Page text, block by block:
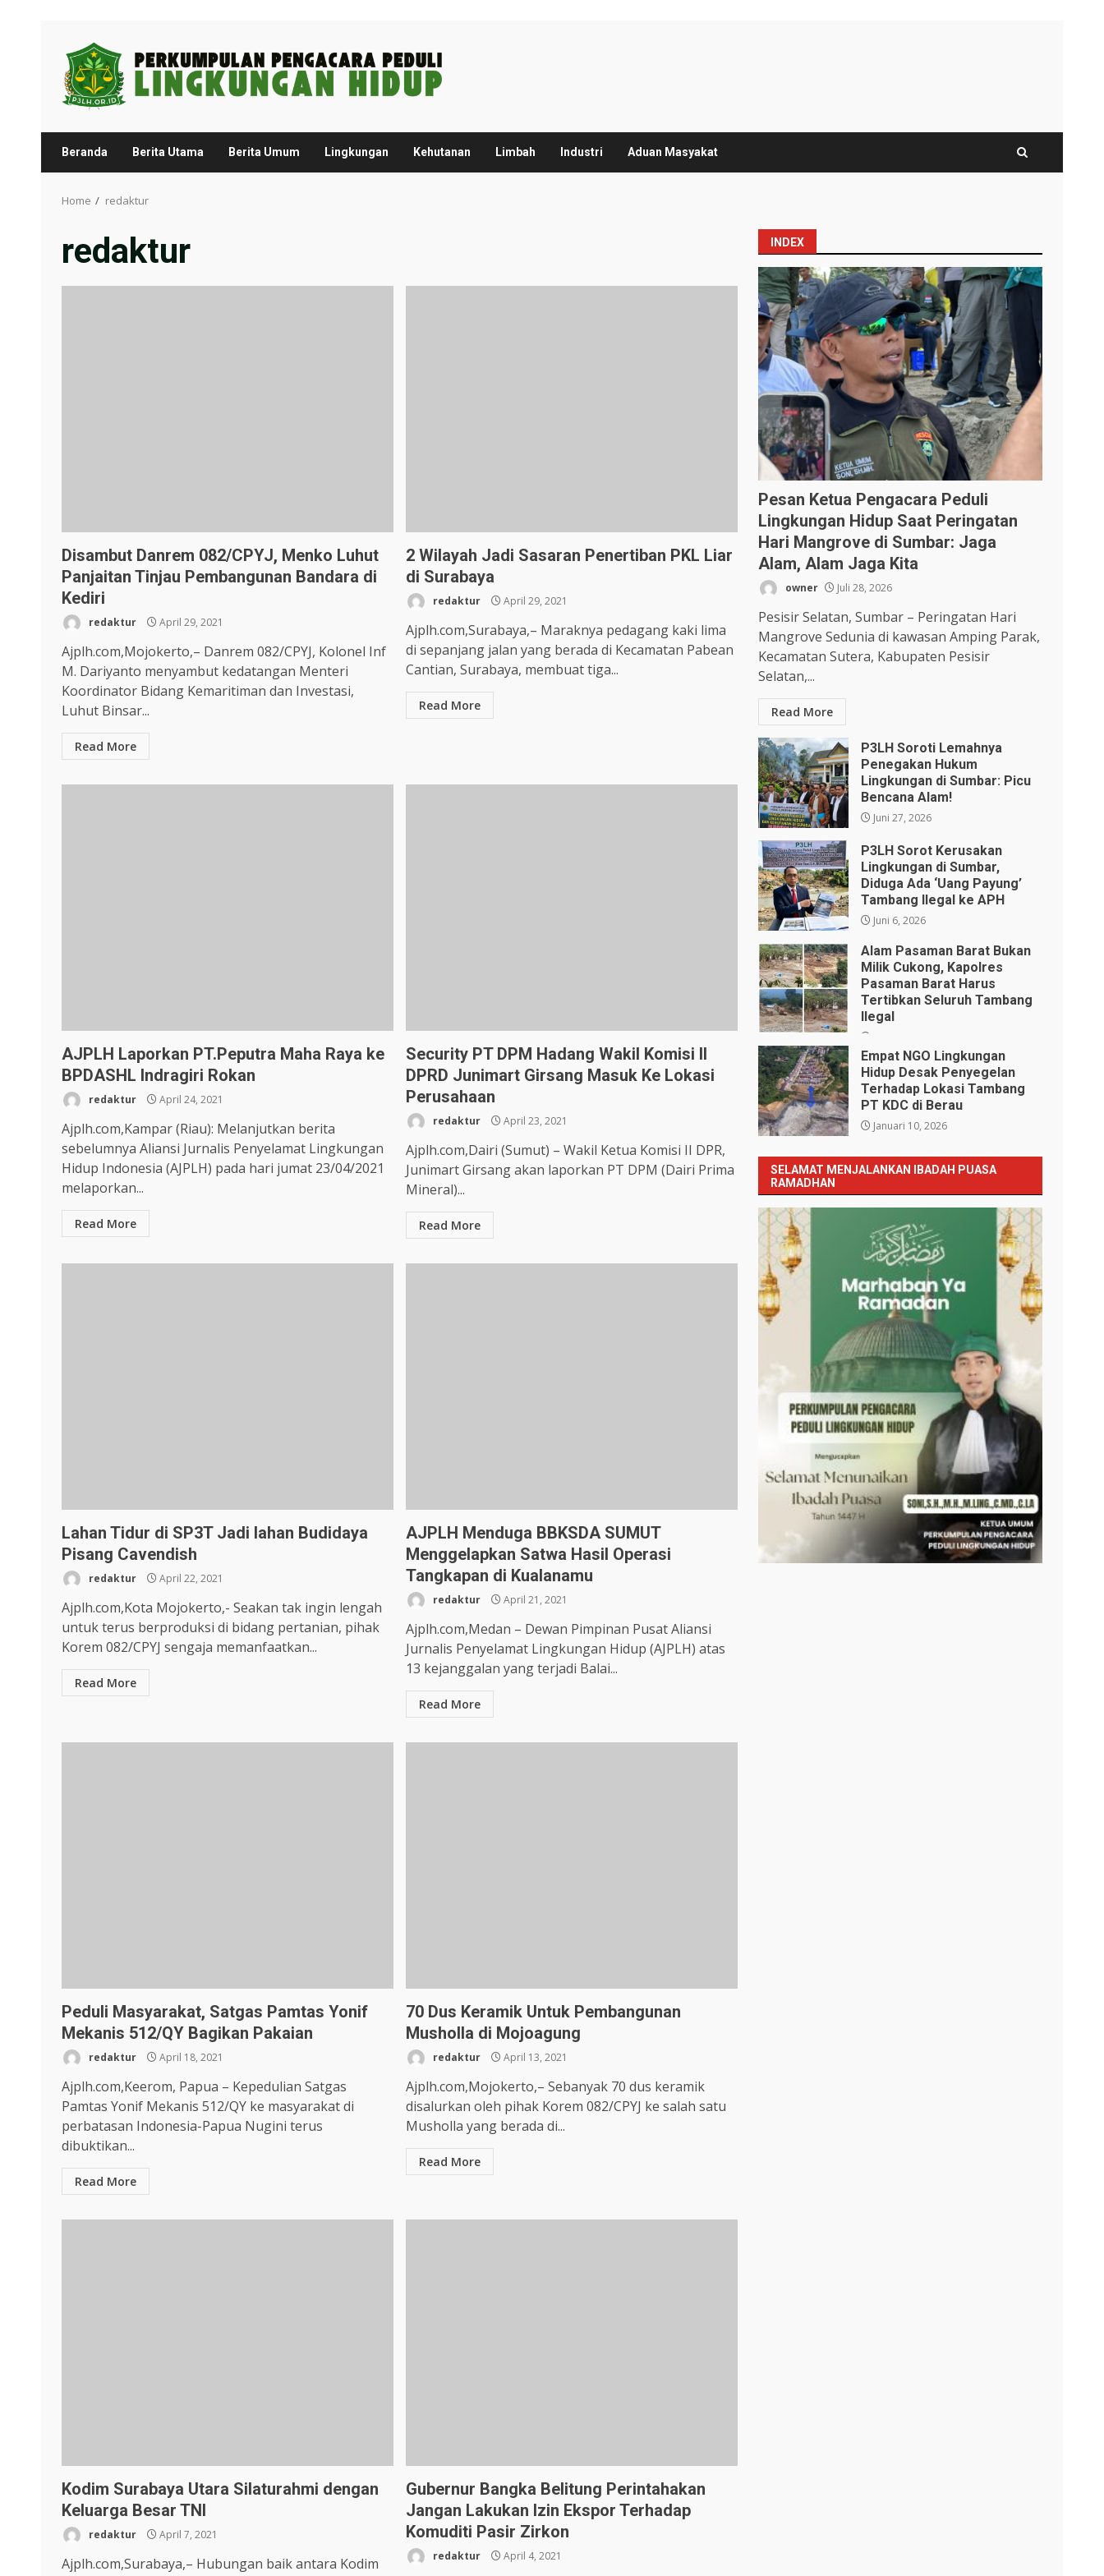
content
Beranda Berita Utama Berita Umum Lingkungan Kehutanan Limbah Industri Aduan Masyakat
Home redaktur
redaktur
Disambut Danrem 082/CPYJ, Menko Luhut
Panjaitan Tinjau Pembangunan Bandara di
Kediri
redaktur April 29, 2021
Ajplh.com,Mojokerto,– Danrem 082/CPYJ, Kolonel Inf
M. Dariyanto menyambut kedatangan Menteri
Koordinator Bidang Kemaritiman dan Investasi,
Luhut Binsar...
Read More
2 Wilayah Jadi Sasaran Penertiban PKL Liar
di Surabaya
redaktur April 29, 2021
Ajplh.com,Surabaya,– Maraknya pedagang kaki lima
di sepanjang jalan yang berada di Kecamatan Pabean
Cantian, Surabaya, membuat tiga...
Read More
AJPLH Laporkan PT.Peputra Maha Raya ke
BPDASHL Indragiri Rokan
redaktur April 24, 2021
Ajplh.com,Kampar (Riau): Melanjutkan berita
sebelumnya Aliansi Jurnalis Penyelamat Lingkungan
Hidup Indonesia (AJPLH) pada hari jumat 23/04/2021
melaporkan...
Read More
Security PT DPM Hadang Wakil Komisi II
DPRD Junimart Girsang Masuk Ke Lokasi
Perusahaan
redaktur April 23, 2021
Ajplh.com,Dairi (Sumut) – Wakil Ketua Komisi II DPR,
Junimart Girsang akan laporkan PT DPM (Dairi Prima
Mineral)...
Read More
Lahan Tidur di SP3T Jadi lahan Budidaya
Pisang Cavendish
redaktur April 22, 2021
Ajplh.com,Kota Mojokerto,- Seakan tak ingin lengah
untuk terus berproduksi di bidang pertanian, pihak
Korem 082/CPYJ sengaja memanfaatkan...
Read More
AJPLH Menduga BBKSDA SUMUT
Menggelapkan Satwa Hasil Operasi
Tangkapan di Kualanamu
redaktur April 21, 2021
Ajplh.com,Medan – Dewan Pimpinan Pusat Aliansi
Jurnalis Penyelamat Lingkungan Hidup (AJPLH) atas
13 kejanggalan yang terjadi Balai...
Read More
Peduli Masyarakat, Satgas Pamtas Yonif
Mekanis 512/QY Bagikan Pakaian
redaktur April 18, 2021
Ajplh.com,Keerom, Papua – Kepedulian Satgas
Pamtas Yonif Mekanis 512/QY ke masyarakat di
perbatasan Indonesia-Papua Nugini terus
dibuktikan...
Read More
70 Dus Keramik Untuk Pembangunan
Musholla di Mojoagung
redaktur April 13, 2021
Ajplh.com,Mojokerto,– Sebanyak 70 dus keramik
disalurkan oleh pihak Korem 082/CPYJ ke salah satu
Musholla yang berada di...
Read More
Kodim Surabaya Utara Silaturahmi dengan
Keluarga Besar TNI
redaktur April 7, 2021
Ajplh.com,Surabaya,– Hubungan baik antara Kodim
Gubernur Bangka Belitung Perintahakan
Jangan Lakukan Izin Ekspor Terhadap
Komuditi Pasir Zirkon
redaktur April 4, 2021
INDEX
Pesan Ketua Pengacara Peduli
Lingkungan Hidup Saat Peringatan
Hari Mangrove di Sumbar: Jaga
Alam, Alam Jaga Kita
owner Juli 28, 2026
Pesisir Selatan, Sumbar – Peringatan Hari
Mangrove Sedunia di kawasan Amping Parak,
Kecamatan Sutera, Kabupaten Pesisir
Selatan,...
Read More
P3LH Soroti Lemahnya
Penegakan Hukum
Lingkungan di Sumbar: Picu
Bencana Alam!
Juni 27, 2026
P3LH Sorot Kerusakan
Lingkungan di Sumbar,
Diduga Ada ‘Uang Payung’
Tambang Ilegal ke APH
Juni 6, 2026
Alam Pasaman Barat Bukan
Milik Cukong, Kapolres
Pasaman Barat Harus
Tertibkan Seluruh Tambang
Ilegal
Empat NGO Lingkungan
Hidup ​Desak Penyegelan
Terhadap Lokasi Tambang
PT KDC di Berau
Januari 10, 2026
SELAMAT MENJALANKAN IBADAH PUASA
RAMADHAN